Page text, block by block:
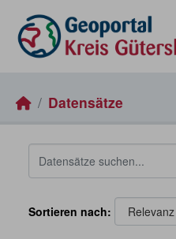
Datensätze
Sortieren nach